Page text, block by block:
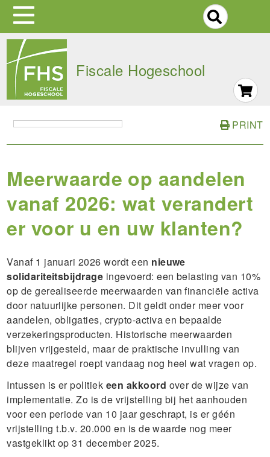
Skip
main
navigation
Fiscale Hogeschool
PRINT
Meerwaarde op aandelen
vanaf 2026: wat verandert
er voor u en uw klanten?
Vanaf 1 januari 2026 wordt een nieuwe
solidariteitsbijdrage ingevoerd: een belasting van 10%
op de gerealiseerde meerwaarden van financiële activa
door natuurlijke personen. Dit geldt onder meer voor
aandelen, obligaties, crypto-activa en bepaalde
verzekeringsproducten. Historische meerwaarden
blijven vrijgesteld, maar de praktische invulling van
deze maatregel roept vandaag nog heel wat vragen op.
Intussen is er politiek een akkoord over de wijze van
implementatie. Zo is de vrijstelling bij het aanhouden
voor een periode van 10 jaar geschrapt, is er géén
vrijstelling t.b.v. 20.000 en is de waarde nog meer
vastgeklikt op 31 december 2025.